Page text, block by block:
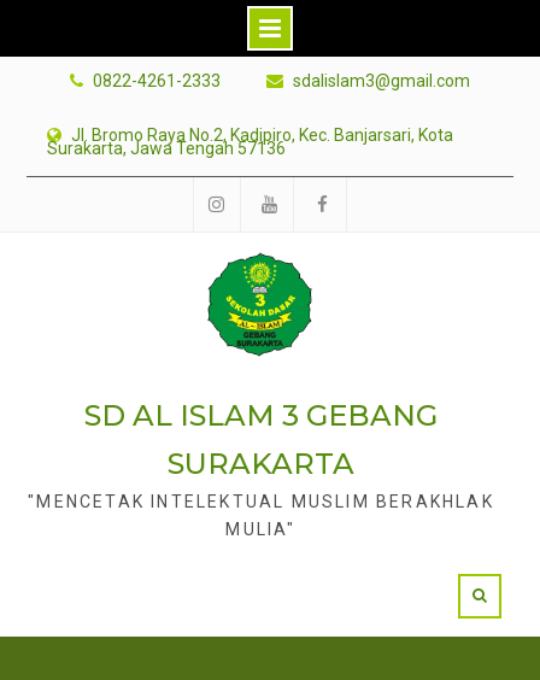
content
0822-4261-2333 sdalislam3@gmail.com
Jl. Bromo Raya No.2, Kadipiro, Kec. Banjarsari, Kota
Surakarta, Jawa Tengah 57136
SD AL ISLAM 3 GEBANG
SURAKARTA
"MENCETAK INTELEKTUAL MUSLIM BERAKHLAK
MULIA"